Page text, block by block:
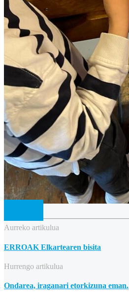
Aurreko artikulua
ERROAK Elkartearen bisita
Hurrengo artikulua
Ondarea, iraganari etorkizuna eman.